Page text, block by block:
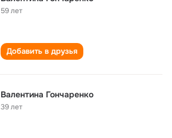
59 лет
Добавить в друзья
Валентина Гончаренко
39 лет